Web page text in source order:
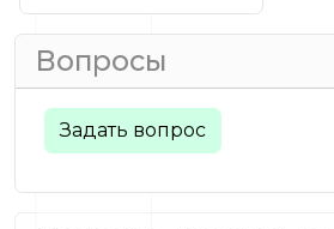
Вопросы
Задать вопрос